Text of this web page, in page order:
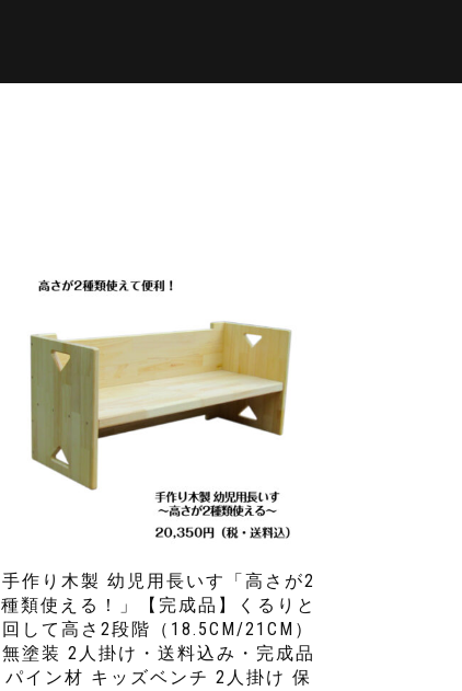
手作り木製 幼児用長いす「高さが2
種類使える！」【完成品】くるりと
回して高さ2段階（18.5CM/21CM）
無塗装 2人掛け・送料込み・完成品
パイン材 キッズベンチ 2人掛け 保